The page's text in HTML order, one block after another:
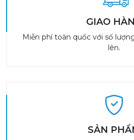
GIAO
Miễn phí toàn quốc với số
lên.
SẢN